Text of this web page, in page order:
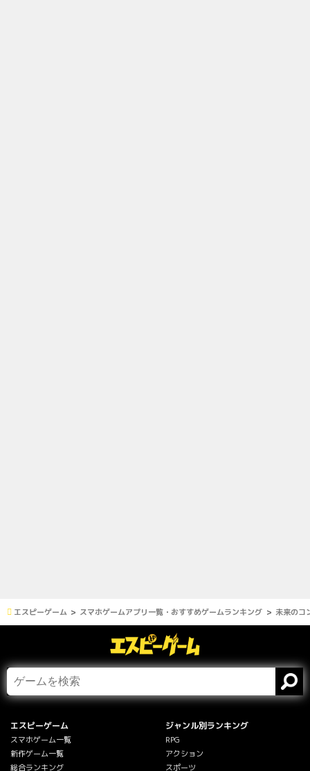
エスピーゲーム スマホゲームアプリ一覧・おすすめゲームランキング 未来のコ
エスピーゲーム
スマホゲーム一覧
新作ゲーム一覧
総合ランキング
ジャンル別ランキング
RPG
アクション
スポーツ